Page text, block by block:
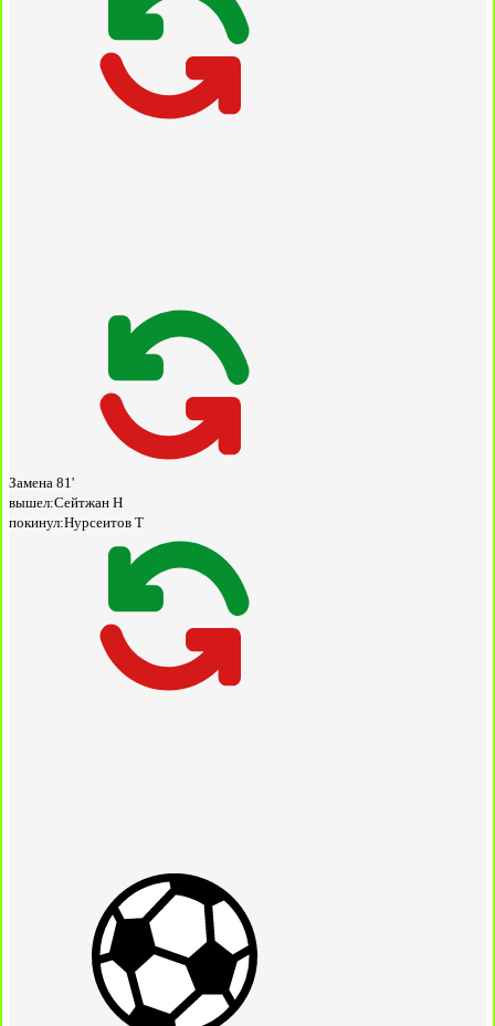
Замена 81'
вышел:Сейтжан Н
покинул:Нурсеитов Т